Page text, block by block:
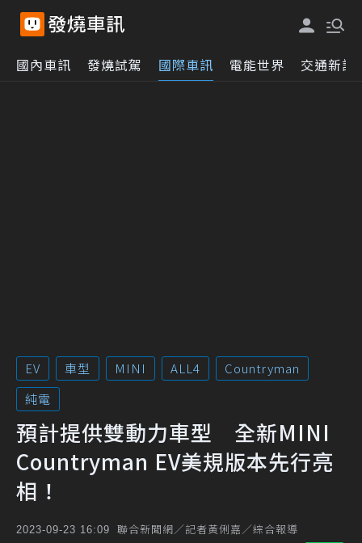
國內車訊 發燒試駕 國際車訊 電能世界 交通新訊
EV 車型 MINI ALL4
Countryman
純電
預計提供雙動力車型 全新MINI
Countryman EV美規版本先行亮
相！
2023-09-23 16:09 聯合新聞網／記者黃俐嘉／綜合報導